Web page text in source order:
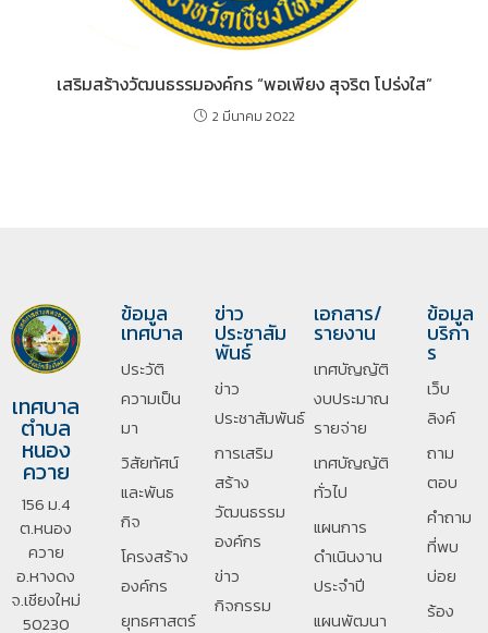
เสริมสร้างวัฒนธรรมองค์กร “พอเพียง สุจริต โปร่งใส”
2 มีนาคม 2022
เทศบาล
ตำบล
หนอง
ควาย
156 ม.4
ต.หนอง
ควาย
อ.หางดง
จ.เชียงใหม่
50230
ข้อมูล
เทศบาล
ประวัติ
ความเป็น
มา
วิสัยทัศน์
และพันธ
กิจ
โครงสร้าง
องค์กร
ยุทธศาสตร์
ข่าว
ประชาสัม
พันธ์
ข่าว
ประชาสัมพันธ์
การเสริม
สร้าง
วัฒนธรรม
องค์กร
ข่าว
กิจกรรม
เอกสาร/
รายงาน
เทศบัญญัติ
งบประมาณ
รายจ่าย
เทศบัญญัติ
ทั่วไป
แผนการ
ดำเนินงาน
ประจำปี
แผนพัฒนา
ข้อมูล
บริกา
ร
เว็บ
ลิงค์
ถาม
ตอบ
คำถาม
ที่พบ
บ่อย
ร้อง